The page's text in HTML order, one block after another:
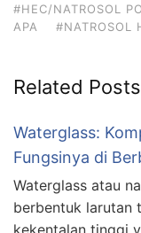
#HEC/NATROSOL
APA
#NATROSOL
Related Posts
Waterglass:
Fungsinya di
Waterglass atau
berbentuk larutan
kekentalan tinggi